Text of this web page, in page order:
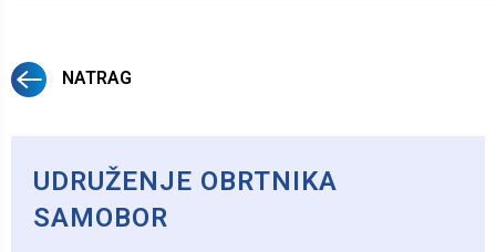
NATRAG
UDRUŽENJE OBRTNIKA
SAMOBOR